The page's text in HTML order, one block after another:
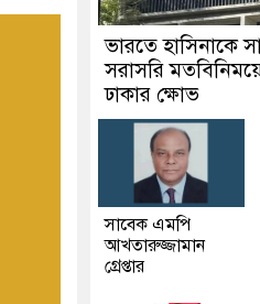
ভারতে হাসিনাকে
সরাসরি
ঢাকার ক্ষোভ
সাবেক এমপি
আখতারুজ্জামান
গ্রেপ্তার